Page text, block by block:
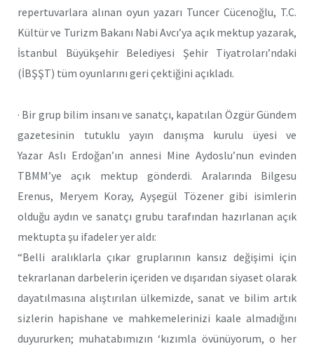
repertuvarlara alınan oyun yazarı Tuncer Cücenoğlu, T.C.
Kültür ve Turizm Bakanı Nabi Avcı’ya açık mektup yazarak,
İstanbul Büyükşehir Belediyesi Şehir Tiyatroları’ndaki
(İBŞŞT) tüm oyunlarını geri çektiğini açıkladı.
· Bir grup bilim insanı ve sanatçı, kapatılan Özgür Gündem
gazetesinin tutuklu yayın danışma kurulu üyesi ve
Yazar Aslı Erdoğan’ın annesi Mine Aydoslu’nun evinden
TBMM’ye açık mektup gönderdi. Aralarında Bilgesu
Erenus, Meryem Koray, Ayşegül Tözener gibi isimlerin
olduğu aydın ve sanatçı grubu tarafından hazırlanan açık
mektupta şu ifadeler yer aldı:
“Belli aralıklarla çıkar gruplarının kansız değişimi için
tekrarlanan darbelerin içeriden ve dışarıdan siyaset olarak
dayatılmasına alıştırılan ülkemizde, sanat ve bilim artık
sizlerin hapishane ve mahkemelerinizi kaale almadığını
duyururken; muhatabımızın ‘kızımla övünüyorum, o her